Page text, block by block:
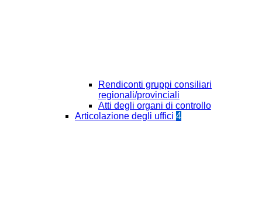
Rendiconti gruppi consiliari
regionali/provinciali
Atti degli organi di controllo
Articolazione degli uffici 4